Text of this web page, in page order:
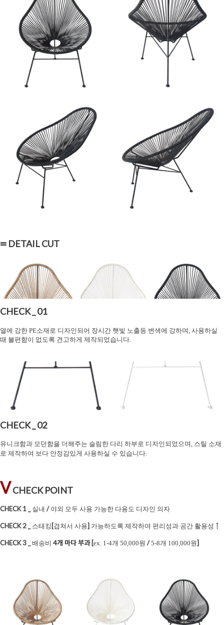
≡ DETAIL CUT
CHECK _ 01
열에 강한 PE소재로 디자인되어 장시간 햇빛 노출등 변색에 강하며, 사용하실
때 불편함이 없도록 견고하게 제작되었습니다.
CHECK _ 02
유니크함과 모던함을 더해주는 슬림한 다리 하부로 디자인되었으며, 스틸 소재
로 제작하여 보다 안정감있게 사용하실 수 있습니다.
VCHECK POINT
CHECK 1 _ 실내 /야외 모두 사용 가능한 다용도 디자인 의자
CHECK 2 _ 스태킹 [겹쳐서 사용] 가능하도록 제작하여 편리성과 공간 활용성 ↑
CHECK 3 _ 배송비 4개 마다 부과 [ex. 1-4개 50,000원 /5-8개 100,000원]